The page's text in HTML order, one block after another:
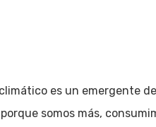
es un emergente
somos más,